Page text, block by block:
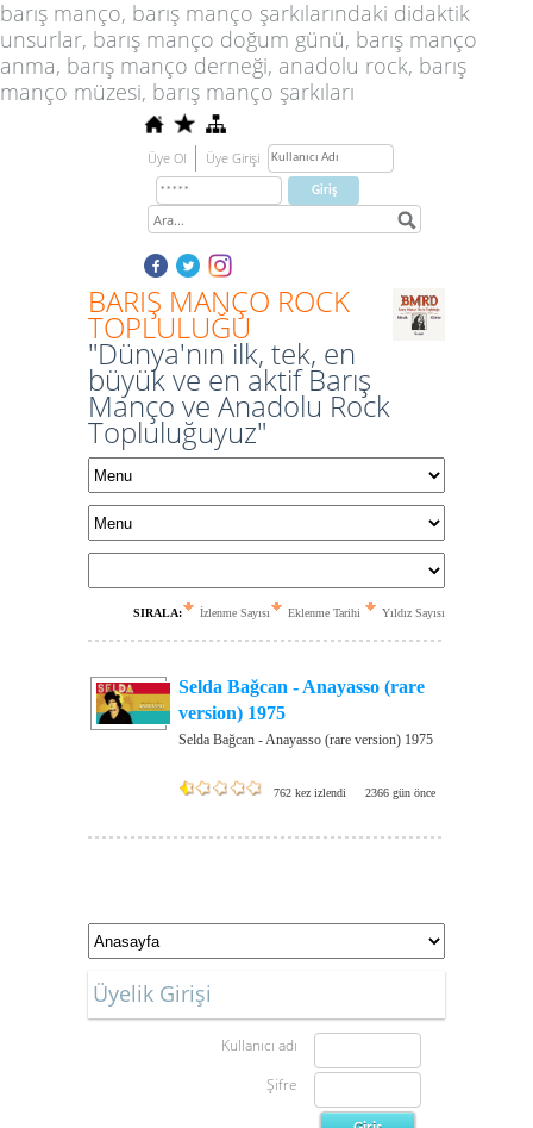
barış manço, barış manço şarkılarındaki didaktik
unsurlar, barış manço doğum günü, barış manço
anma, barış manço derneği, anadolu rock, barış
manço müzesi, barış manço şarkıları
Üye Ol Üye Girişi
BARIŞ MANÇO ROCK
TOPLULUĞU
"Dünya'nın ilk, tek, en
büyük ve en aktif Barış
Manço ve Anadolu Rock
Topluluğuyuz"
SIRALA: İzlenme Sayısı Eklenme Tarihi Yıldız Sayısı
Selda Bağcan - Anayasso (rare
version) 1975
Selda Bağcan - Anayasso (rare version) 1975
762 kez izlendi 2366 gün önce
Üyelik Girişi
Kullanıcı adı
Şifre